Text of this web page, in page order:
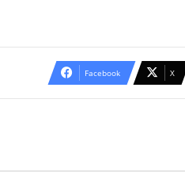
Facebook X